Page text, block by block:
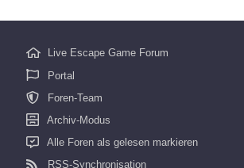
Live Escape Game Forum
Portal
Foren-Team
Archiv-Modus
Alle Foren als gelesen markieren
RSS-Synchronisation